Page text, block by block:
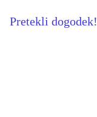
Pretekli dogodek!